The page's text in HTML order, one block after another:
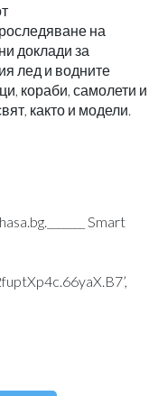
на
доклади за
лед и водните
кораби, самолети и
както и модели.
Smart